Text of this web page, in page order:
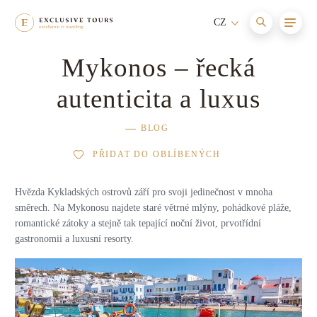
CZ
Mykonos – řecká
autenticita a luxus
BLOG
PŘIDAT DO OBLÍBENÝCH
Hvězda Kykladských ostrovů září pro svoji jedinečnost v mnoha
směrech. Na Mykonosu najdete staré větrné mlýny, pohádkové pláže,
romantické zátoky a stejně tak tepající noční život, prvotřídní
gastronomii a luxusní resorty.
Afrika
Jižní Amerika
Karibik
Severní Amerika
Cesty s itinerářem Nové
Aktivní dovolená
Relaxace a wellness
Dobrodružství
Dovolená na jachtě
Maledivy
Francie
Mauricius
Bhútán